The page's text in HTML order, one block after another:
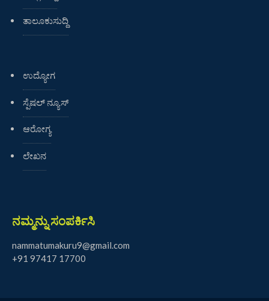
ತಾಲೂಕುಸುದ್ದಿ
ಉದ್ಯೋಗ
ಸ್ಪೆಷಲ್ ನ್ಯೂಸ್
ಆರೋಗ್ಯ
ಲೇಖನ
ನಮ್ಮನ್ನು ಸಂಪರ್ಕಿಸಿ
nammatumakuru9@gmail.com
+91 97417 17700